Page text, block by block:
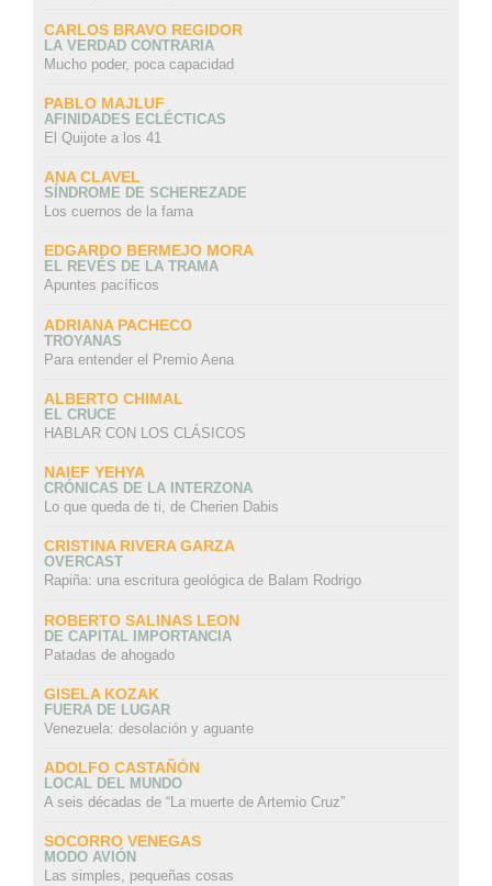
CARLOS BRAVO REGIDOR
LA VERDAD CONTRARIA
Mucho poder, poca capacidad
PABLO MAJLUF
AFINIDADES ECLÉCTICAS
El Quijote a los 41
ANA CLAVEL
SÍNDROME DE SCHEREZADE
Los cuernos de la fama
EDGARDO BERMEJO MORA
EL REVÉS DE LA TRAMA
Apuntes pacíficos
ADRIANA PACHECO
TROYANAS
Para entender el Premio Aena
ALBERTO CHIMAL
EL CRUCE
HABLAR CON LOS CLÁSICOS
NAIEF YEHYA
CRÓNICAS DE LA INTERZONA
Lo que queda de ti, de Cherien Dabis
CRISTINA RIVERA GARZA
OVERCAST
Rapiña: una escritura geológica de Balam Rodrigo
ROBERTO SALINAS LEON
DE CAPITAL IMPORTANCIA
Patadas de ahogado
GISELA KOZAK
FUERA DE LUGAR
Venezuela: desolación y aguante
ADOLFO CASTAÑÓN
LOCAL DEL MUNDO
A seis décadas de “La muerte de Artemio Cruz”
SOCORRO VENEGAS
MODO AVIÓN
Las simples, pequeñas cosas